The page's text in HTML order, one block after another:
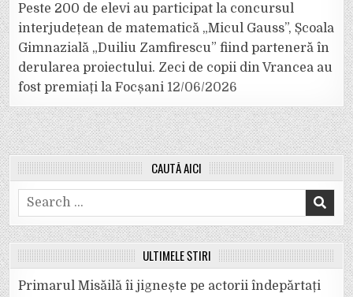
Peste 200 de elevi au participat la concursul
interjudețean de matematică „Micul Gauss”, Școala
Gimnazială „Duiliu Zamfirescu” fiind parteneră în
derularea proiectului. Zeci de copii din Vrancea au
fost premiați la Focșani 12/06/2026
CAUTĂ AICI
Search
for:
ULTIMELE ȘTIRI
Primarul Misăilă îi jignește pe actorii îndepărtați